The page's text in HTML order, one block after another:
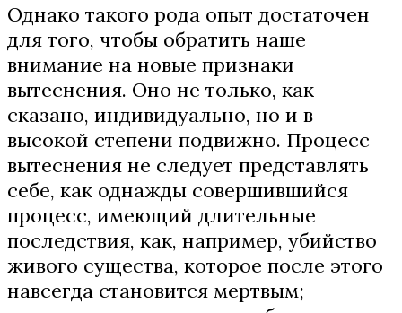
Однако такого рода опыт достаточен
для того, чтобы обратить наше
внимание на новые признаки
вытеснения. Оно не только, как
сказано, индивидуально, но и в
высокой степени подвижно. Процесс
вытеснения не следует представлять
себе, как однажды совершившийся
процесс, имеющий длительные
последствия, как, например, убийство
живого существа, которое после этого
навсегда становится мертвым;